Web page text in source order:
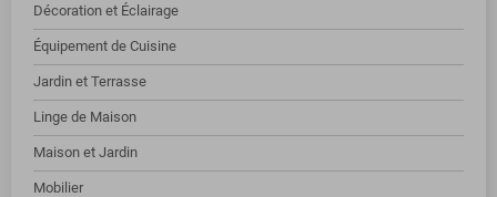
Décoration et Éclairage
Équipement de Cuisine
Jardin et Terrasse
Linge de Maison
Maison et Jardin
Mobilier